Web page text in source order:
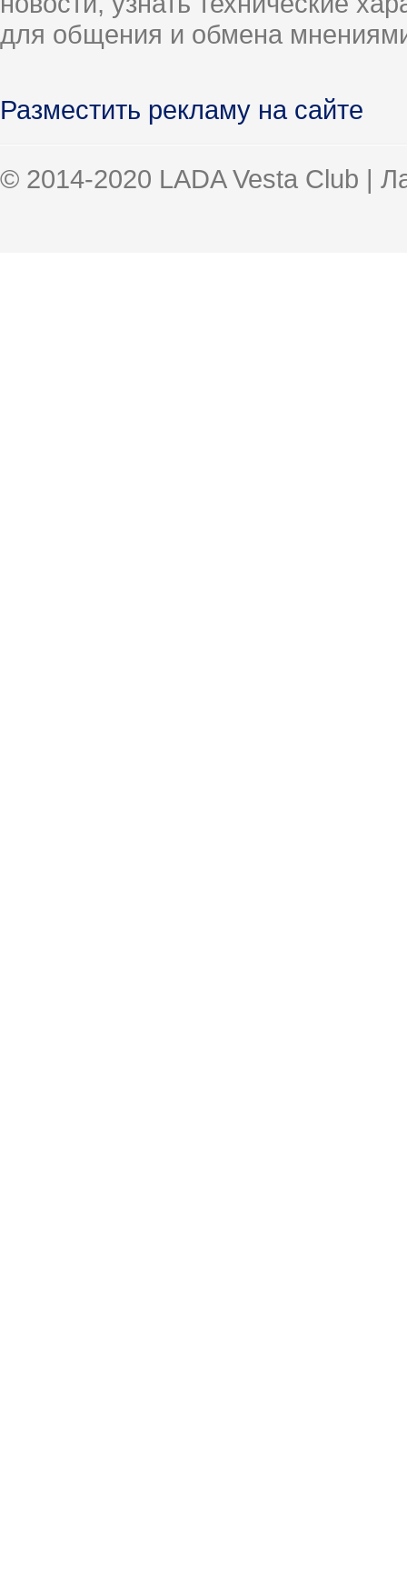
для общения и обмена
Разместить рекламу на сайте
© 2014-2020 LADA Vesta Club |